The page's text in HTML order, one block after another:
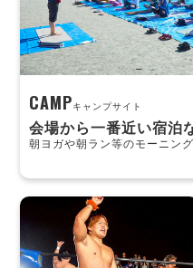
CAMPキャンプサイト
会場から一番近い宿泊
朝ヨガや朝ラン等のモーニン